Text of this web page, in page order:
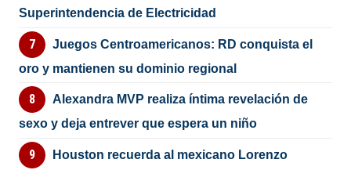
Superintendencia de Electricidad
Juegos Centroamericanos: RD conquista el
oro y mantienen su dominio regional
Alexandra MVP realiza íntima revelación de
sexo y deja entrever que espera un niño
Houston recuerda al mexicano Lorenzo